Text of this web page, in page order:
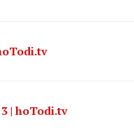
| hoTodi.tv